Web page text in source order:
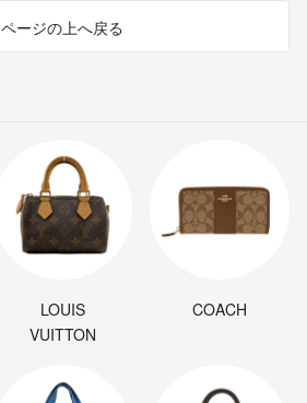
ページの上へ戻る
LOUIS
VUITTON
COACH